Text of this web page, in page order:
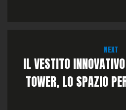
NEXT
IL VESTITO
TOWER, LO SPAZIO